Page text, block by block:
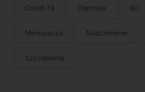
Covid-19 Depresja IBS
Menopauza Nadciśnienie
Szczepienia